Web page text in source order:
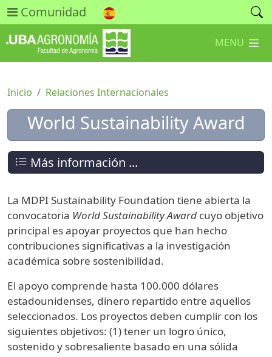
Comunidad
MENU
Inicio Relaciones Internacionales
World Sustainability Award
La MDPI Sustainability Foundation tiene abierta la
convocatoria World Sustainability Award cuyo objetivo
principal es apoyar proyectos que han hecho
contribuciones significativas a la investigación
académica sobre sostenibilidad.
El apoyo comprende hasta 100.000 dólares
estadounidenses, dinero repartido entre aquellos
seleccionados. Los proyectos deben cumplir con los
siguientes objetivos: (1) tener un logro único,
sostenido y sobresaliente basado en una sólida
Más información ...